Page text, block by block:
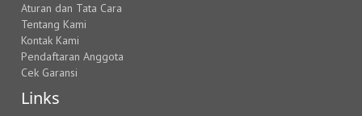
Aturan dan Tata Cara
Tentang Kami
Kontak Kami
Pendaftaran Anggota
Cek Garansi
Links